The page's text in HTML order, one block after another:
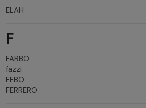
ELAH
F
FARBO
fazzi
FEBO
FERRERO